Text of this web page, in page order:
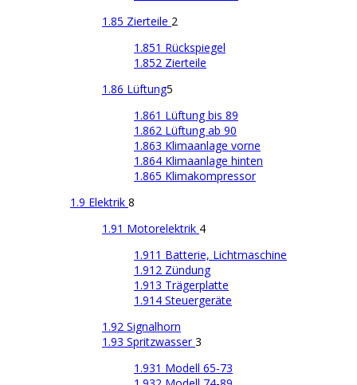
1.85 Zierteile 2
1.851 Rückspiegel
1.852 Zierteile
1.86 Lüftung5
1.861 Lüftung bis 89
1.862 Lüftung ab 90
1.863 Klimaanlage vorne
1.864 Klimaanlage hinten
1.865 Klimakompressor
1.9 Elektrik 8
1.91 Motorelektrik 4
1.911 Batterie, Lichtmaschine
1.912 Zündung
1.913 Trägerplatte
1.914 Steuergeräte
1.92 Signalhorn
1.93 Spritzwasser3
1.931 Modell 65-73